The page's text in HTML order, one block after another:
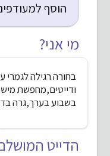
הוסף
מי אני?
בחורה רגילה לגמרי
ודייטים,מחפשת
בשבוע בערך,גרה
הדייט